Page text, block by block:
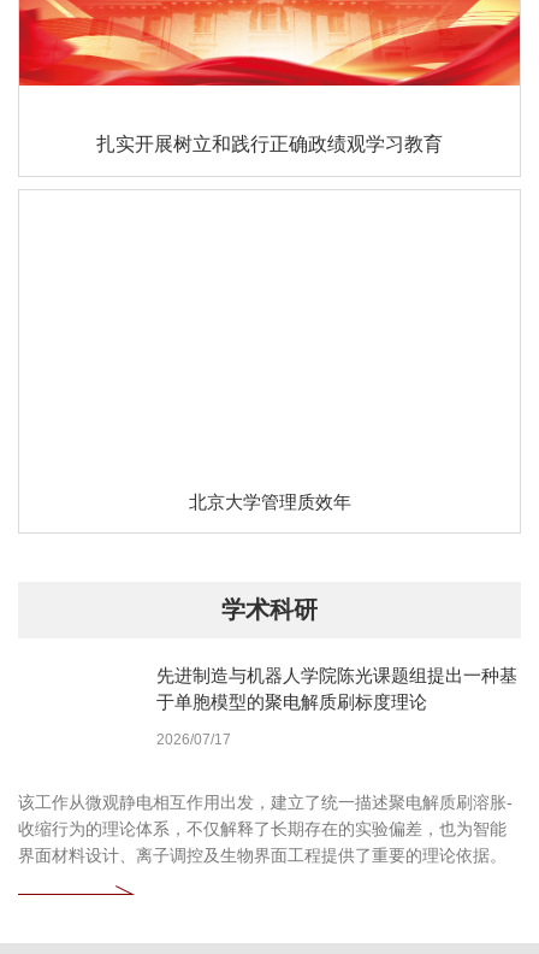
扎实开展树立和践行正确政绩观学习教育
北京大学管理质效年
学术科研
先进制造与机器人学院陈光课题组提出一种基
于单胞模型的聚电解质刷标度理论
2026/07/17
该工作从微观静电相互作用出发，建立了统一描述聚电解质刷溶胀-
收缩行为的理论体系，不仅解释了长期存在的实验偏差，也为智能
界面材料设计、离子调控及生物界面工程提供了重要的理论依据。